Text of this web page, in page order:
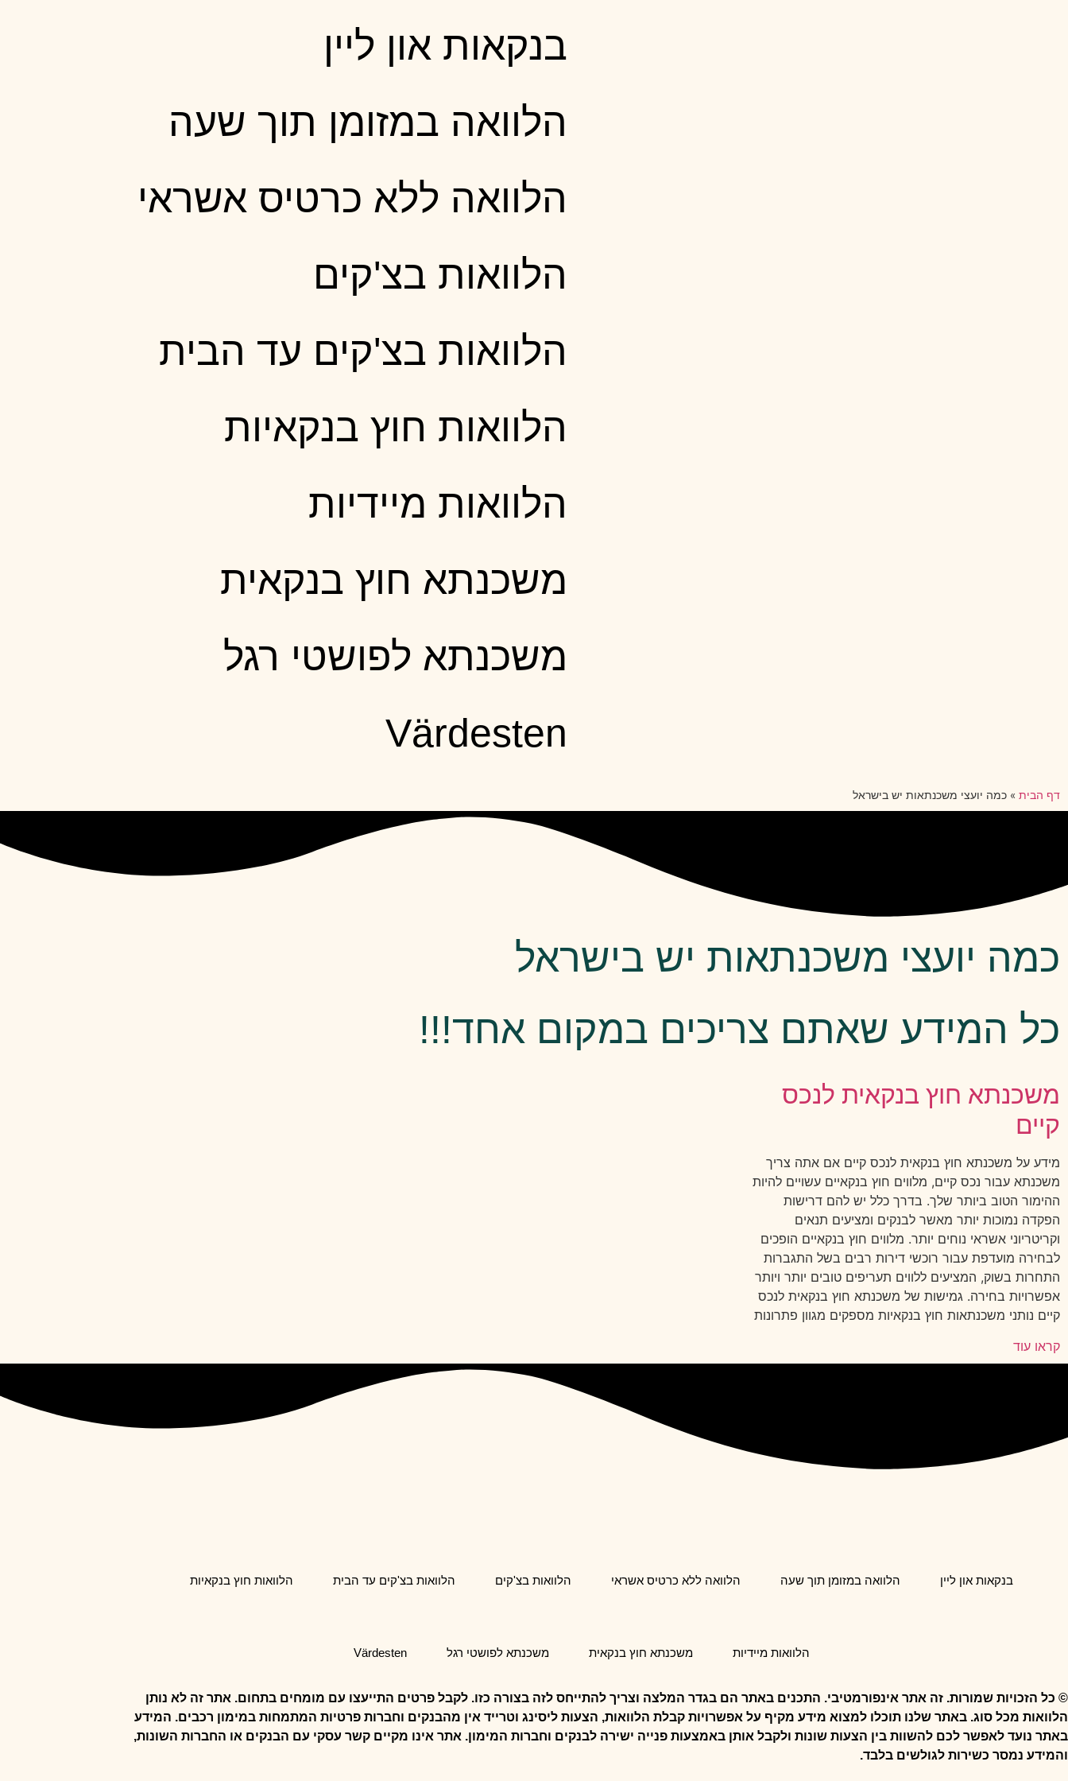
בנקאות און ליין
הלוואה במזומן תוך שעה
הלוואה ללא כרטיס אשראי
הלוואות בצ'קים
הלוואות בצ'קים עד הבית
הלוואות חוץ בנקאיות
הלוואות מיידיות
משכנתא חוץ בנקאית
משכנתא לפושטי רגל
Värdesten
דף הבית » כמה יועצי משכנתאות יש בישראל
כמה יועצי משכנתאות יש בישראל
כל המידע שאתם צריכים במקום אחד!!!
משכנתא חוץ בנקאית לנכס
קיים
מידע על משכנתא חוץ בנקאית לנכס קיים אם אתה צריך
משכנתא עבור נכס קיים, מלווים חוץ בנקאיים עשויים להיות
ההימור הטוב ביותר שלך. בדרך כלל יש להם דרישות
הפקדה נמוכות יותר מאשר לבנקים ומציעים תנאים
וקריטריוני אשראי נוחים יותר. מלווים חוץ בנקאיים הופכים
לבחירה מועדפת עבור רוכשי דירות רבים בשל התגברות
התחרות בשוק, המציעים ללווים תעריפים טובים יותר ויותר
אפשרויות בחירה. גמישות של משכנתא חוץ בנקאית לנכס
קיים נותני משכנתאות חוץ בנקאיות מספקים מגוון פתרונות
קראו עוד
בנקאות און ליין הלוואה במזומן תוך שעה הלוואה ללא כרטיס אשראי הלוואות בצ'קים הלוואות בצ'קים עד הבית הלוואות חוץ בנקאיות
הלוואות מיידיות משכנתא חוץ בנקאית משכנתא לפושטי רגל Värdesten
© כל הזכויות שמורות. זה אתר אינפורמטיבי. התכנים באתר הם בגדר המלצה וצריך להתייחס לזה בצורה כזו. לקבל פרטים התייעצו עם מומחים בתחום. אתר זה לא נותן
הלוואות מכל סוג. באתר שלנו תוכלו למצוא מידע מקיף על אפשרויות קבלת הלוואות, הצעות ליסינג וטרייד אין מהבנקים וחברות פרטיות המתמחות במימון רכבים. המידע
באתר נועד לאפשר לכם להשוות בין הצעות שונות ולקבל אותן באמצעות פנייה ישירה לבנקים וחברות המימון. אתר אינו מקיים קשר עסקי עם הבנקים או החברות השונות,
והמידע נמסר כשירות לגולשים בלבד.